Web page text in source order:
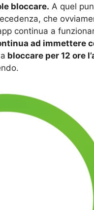
bloccare. A quel
che
continua a
ad immettere
bloccare per 12 ore